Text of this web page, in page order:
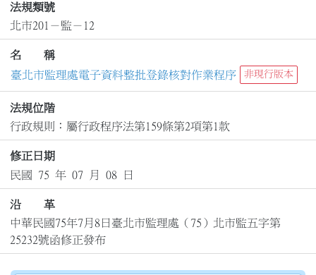
法規類號
北市201－監－12
名 稱
臺北市監理處電子資料整批登錄核對作業程序
非現行版本
法規位階
行政規則：屬行政程序法第159條第2項第1款
修正日期
民國 75 年 07 月 08 日
沿 革
中華民國75年7月8日臺北市監理處（75）北市監五字第
25232號函修正發布